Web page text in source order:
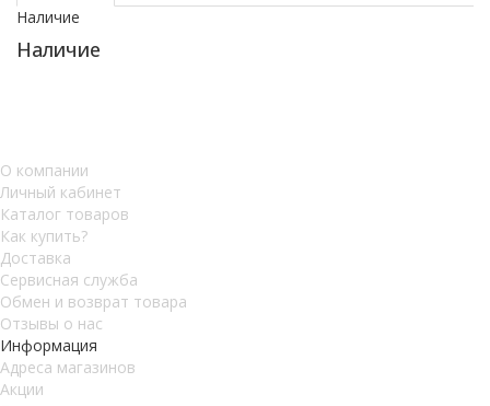
Наличие
Наличие
О компании
Личный кабинет
Каталог товаров
Как купить?
Доставка
Сервисная служба
Обмен и возврат товара
Отзывы о нас
Информация
Адреса магазинов
Акции